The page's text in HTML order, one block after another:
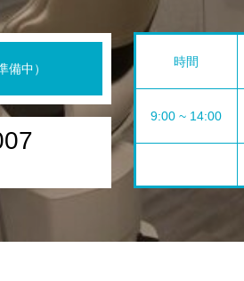
備中） 時間
9:00 ~ 14:00